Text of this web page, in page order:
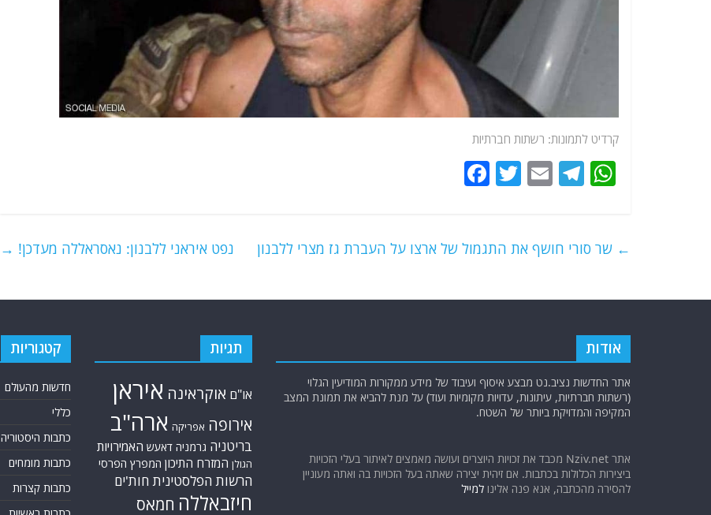
קרדיט לתמונות: רשתות חברתיות
W
s
p
T
g
m
E
l
T
er
e
o
← שר סורי חושף את התגמול של ארצו על העברת גז מצרי ללבנון נפט איראני ללבנון: נאסראללה מעדכן! →
אודות
אתר החדשות נציב.נט מבצע איסוף ועיבוד של מידע ממקורות המודיעין הגלוי
(רשתות חברתיות, עיתונות, עדויות מקומיות ועוד) על מנת להביא את תמונת המצב
המקיפה והמדויקת ביותר של השטח.
אתר Nziv.net מכבד את זכויות היוצרים ועושה מאמצים לאיתור בעלי הזכויות
ביצירות הכלולות בכתבות. אם זיהית יצירה שאתה בעל הזכויות בה ואתה מעוניין
להסירה מהכתבה, אנא פנה אלינו למייל
תגיות
או"ם אוקראינה איראן
אירופה אפריקה ארה"ב
בריטניה גרמניה דאעש האמירויות
הגולן המזרח התיכון המפרץ הפרסי
הרשות הפלסטינית חות'ים
חיזבאללה חמאס
קטגוריות
חדשות מהעולם
כללי
כתבות היסטוריה
כתבות מומחים
כתבות קצרות